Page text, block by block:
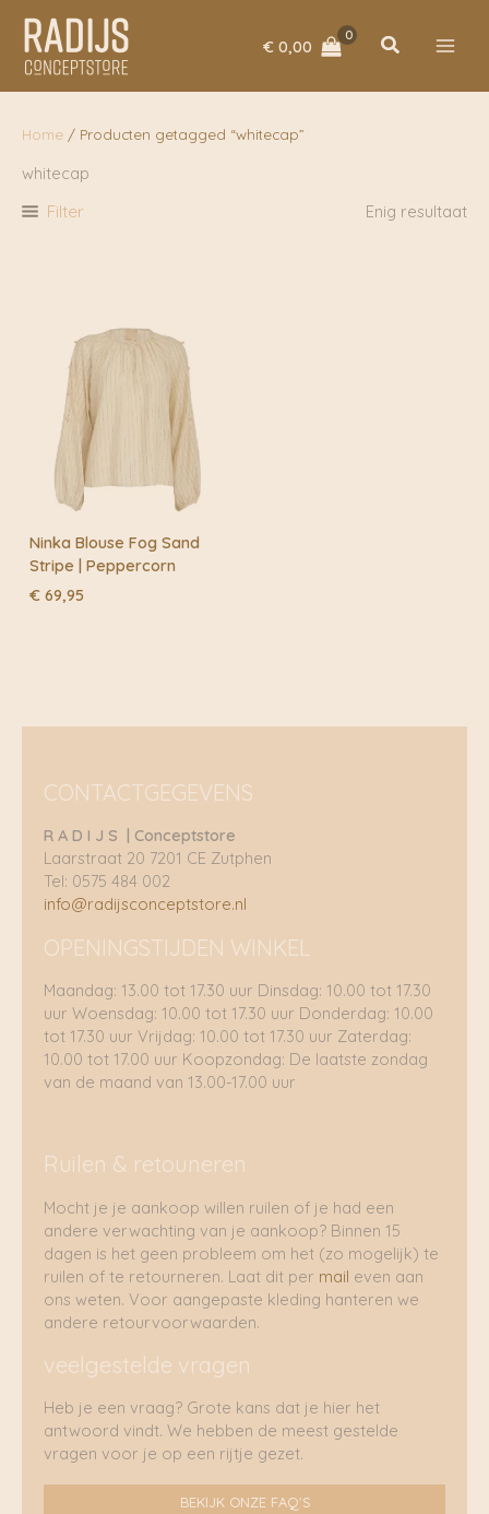
naar
inhoud
€ 0,00 Zoeken
Home / Producten getagged “whitecap”
whitecap
Filter Enig resultaat
Ninka Blouse Fog Sand
Stripe | Peppercorn
€ 69,95
CONTACTGEGEVENS
R A D I J S | Conceptstore
Laarstraat 20 7201 CE Zutphen
Tel: 0575 484 002
info@radijsconceptstore.nl
OPENINGSTIJDEN WINKEL
Maandag: 13.00 tot 17.30 uur Dinsdag: 10.00 tot 17.30
uur Woensdag: 10.00 tot 17.30 uur Donderdag: 10.00
tot 17.30 uur Vrijdag: 10.00 tot 17.30 uur Zaterdag:
10.00 tot 17.00 uur Koopzondag: De laatste zondag
van de maand van 13.00-17.00 uur
Ruilen & retouneren
Mocht je je aankoop willen ruilen of je had een
andere verwachting van je aankoop? Binnen 15
dagen is het geen probleem om het (zo mogelijk) te
ruilen of te retourneren. Laat dit per mail even aan
ons weten. Voor aangepaste kleding hanteren we
andere retourvoorwaarden.
veelgestelde vragen
Heb je een vraag? Grote kans dat je hier het
antwoord vindt. We hebben de meest gestelde
vragen voor je op een rijtje gezet.
BEKIJK ONZE FAQ'S